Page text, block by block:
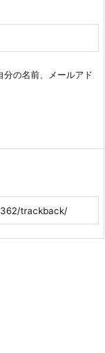
の名前、メールアド